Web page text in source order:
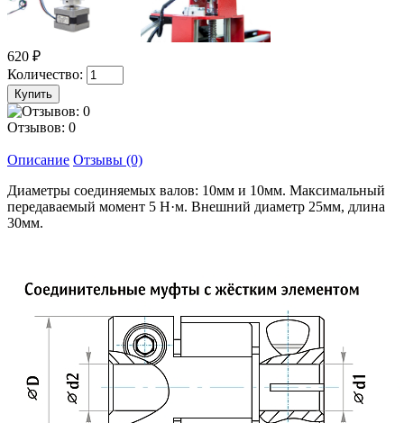
620 ₽
Количество:
Отзывов: 0
Описание Отзывы (0)
Диаметры соединяемых валов: 10мм и 10мм. Максимальный
передаваемый момент 5 Н·м. Внешний диаметр 25мм, длина
30мм.